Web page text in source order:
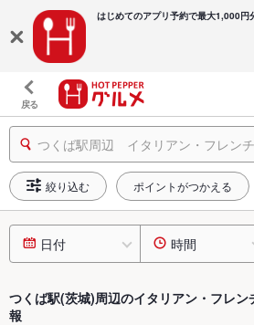
はじめてのアプリ予約で最大1,000円
戻る
つくば駅周辺 イタリアン・フレンチ
絞り込む ポイントがつかえる
日付 時間
つくば駅(茨城)周辺のイタリアン・フレ
報